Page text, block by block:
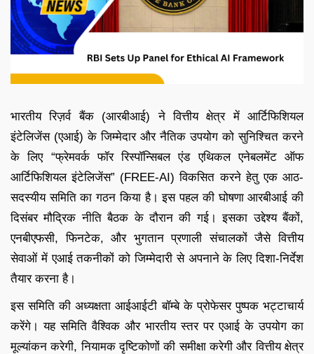
भारतीय रिज़र्व बैंक (आरबीआई) ने वित्तीय क्षेत्र में आर्टिफिशियल
इंटेलिजेंस (एआई) के जिम्मेदार और नैतिक उपयोग को सुनिश्चित करने
के लिए “फ्रेमवर्क फॉर रिस्पॉन्सिबल एंड एथिकल एनेबलमेंट ऑफ
आर्टिफिशियल इंटेलिजेंस” (FREE-AI) विकसित करने हेतु एक आठ-
सदस्यीय समिति का गठन किया है। इस पहल की घोषणा आरबीआई की
दिसंबर मौद्रिक नीति बैठक के दौरान की गई। इसका उद्देश्य बैंकों,
एनबीएफसी, फिनटेक, और भुगतान प्रणाली संचालकों जैसे वित्तीय
सेवाओं में एआई तकनीकों को जिम्मेदारी से अपनाने के लिए दिशा-निर्देश
तैयार करना है।
इस समिति की अध्यक्षता आईआईटी बॉम्बे के प्रोफेसर पुष्पक भट्टाचार्य
करेंगे। यह समिति वैश्विक और भारतीय स्तर पर एआई के उपयोग का
मूल्यांकन करेगी, नियामक दृष्टिकोणों की समीक्षा करेगी और वित्तीय क्षेत्र